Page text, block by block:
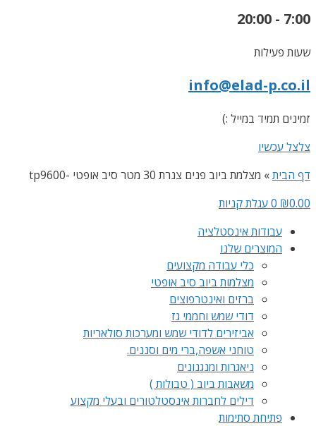
7:00 - 20:00
שעות פעילות
info@elad-p.co.il
זמינים תמיד במייל :)
צלצל עכשיו
דף הבית» מצלמת ביוב פנים צנרת 30 מטר סיב אופטי -tp9600
₪0.00
0עגלת קניות
עבודות אינסטלציה
המוצרים שלנו
כלי עבודה מקצועים
מצלמות ביוב סיב אופטי
ברזים ואינטרפוצים
דודי שמש וחממי גז
אביזירים לדודי שמש ומערכות סולאריות
טוחני אשפה,ברי מים וסננים.
ניאגרות ומנגנונים
משאבות ביוב ( טבולות )
דילים לחברות אינסטלטורים ובעלי מקצוע
פתיחת סתימות